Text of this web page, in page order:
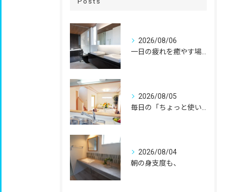
2026/08/06
一日の疲れを癒やす場所だからこそ、
2026/08/05
毎日の「ちょっと使いにくい」を、
2026/08/04
朝の身支度も、